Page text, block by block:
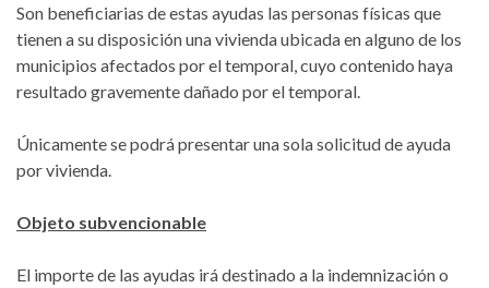
Son beneficiarias de estas ayudas las personas físicas que
tienen a su disposición una vivienda ubicada en alguno de los
municipios afectados por el temporal, cuyo contenido haya
resultado gravemente dañado por el temporal.
Únicamente se podrá presentar una sola solicitud de ayuda
por vivienda.
Objeto subvencionable
El importe de las ayudas irá destinado a la indemnización o